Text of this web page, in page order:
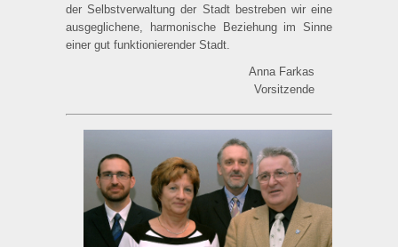
der Selbstverwaltung der Stadt bestreben wir eine
ausgeglichene, harmonische Beziehung im Sinne
einer gut funktionierender Stadt.
Anna Farkas
Vorsitzende